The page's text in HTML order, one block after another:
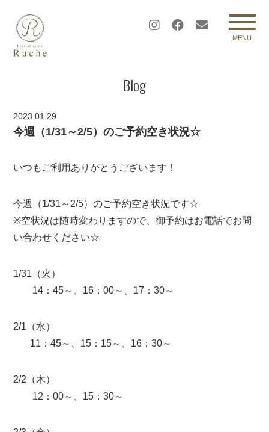
MENU
Blog
2023.01.29
今週（1/31～2/5）のご予約空き状況☆
いつもご利用ありがとうございます！
今週（1/31～2/5）のご予約空き状況です☆
※空状況は随時変わりますので、御予約はお電話でお問
い合わせください☆
1/31（火）
14：45～、16：00～、17：30～
2/1（水）
11：45～、15：15～、16：30～
2/2（木）
12：00～、15：30～